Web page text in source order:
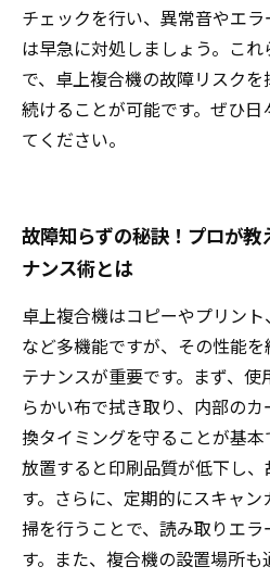
チェックを行い、異常音やエ
は早急に対処しましょう。こ
で、卓上複合機の故障リスク
続けることが可能です。ぜひ
てください。
故障知らずの秘訣！プロが教
ナンス術とは
卓上複合機はコピーやプリン
など多機能ですが、その性能
テナンスが重要です。まず、
らかい布で拭き取り、内部の
換タイミングを守ることが基本
放置すると印刷品質が低下し
す。さらに、定期的にスキャ
掃を行うことで、読み取りエ
す。また、複合機の設置場所